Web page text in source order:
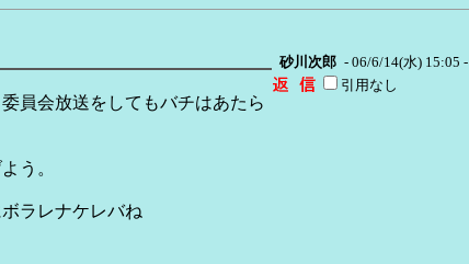
砂川次郎 - 06/6/14(水) 15:05 -
員会放送をしてもバチはあたら
う。
ラレナケレバね
引用なし